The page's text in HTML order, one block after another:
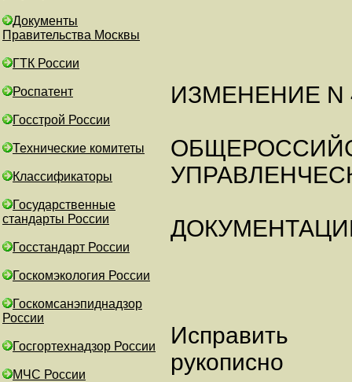
Документы
Правительства Москвы
ГТК России
Роспатент
Госстрой России
Технические комитеты
Классификаторы
Государственные
стандарты России
Госстандарт России
Госкомэкология России
Госкомсанэпиднадзор
России
Госгортехнадзор России
МЧС России
ИЗМЕНЕНИЕ N
Исправить
рукописно